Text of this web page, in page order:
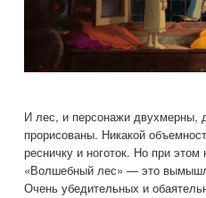
И лес, и персонажи двухмерны,
прорисованы. Никакой
ресничку и ноготок. Но при
«Волшебный лес» — это
Очень убедительных и